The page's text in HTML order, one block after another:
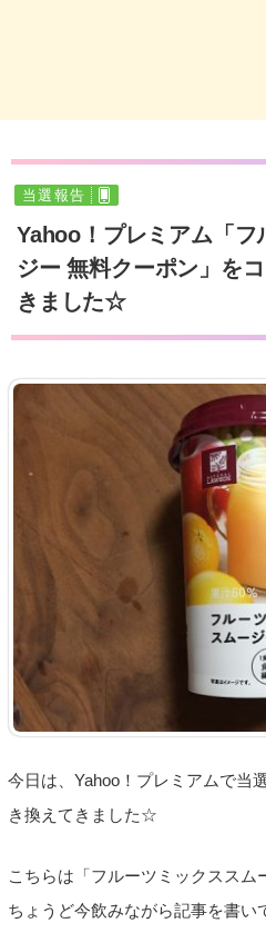
当選報告
Yahoo！プレミアム「フ
ジー 無料クーポン」を
きました☆
今日は、Yahoo！プレミアムで当
き換えてきました☆
こちらは「フルーツミックススム
ちょうど今飲みながら記事を書い